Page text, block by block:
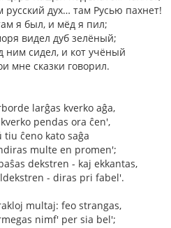
русский дух… там Русью пахнет!
я был, и мёд я пил;
видел дуб зелёный;
ним сидел, и кот учёный
мне сказки говорил.
larĝas kverko aĝa,
pendas ora ĉen',
tiu ĉeno kato saĝa
multe en promen';
dekstren - kaj ekkantas,
- diras pri fabel'.
multaj: feo strangas,
nimf' per sia bel';